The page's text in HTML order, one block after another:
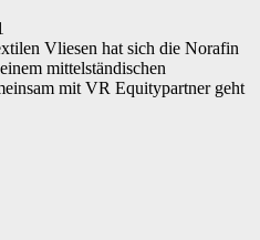
Vliesen hat sich die Norafin
mittelständischen
mit VR Equitypartner geht